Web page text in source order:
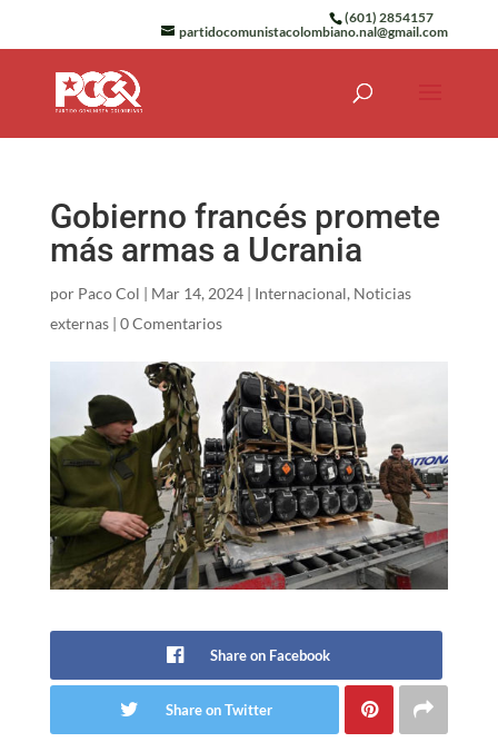
(601) 2854157
partidocomunistacolombiano.nal@gmail.com
Gobierno francés promete
más armas a Ucrania
por Paco Col | Mar 14, 2024| Internacional, Noticias
externas| 0 Comentarios
Share on Facebook
Share on Twitter